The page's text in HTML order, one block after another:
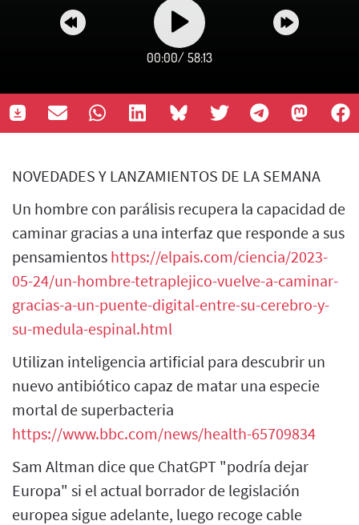
00:00/ 58:13
NOVEDADES Y LANZAMIENTOS DE LA SEMANA
Un hombre con parálisis recupera la capacidad de
caminar gracias a una interfaz que responde a sus
pensamientos https://elpais.com/ciencia/2023-
05-24/un-hombre-tetraplejico-vuelve-a-caminar-
gracias-a-un-puente-digital-entre-su-cerebro-y-
su-medula-espinal.html
Utilizan inteligencia artificial para descubrir un
nuevo antibiótico capaz de matar una especie
mortal de superbacteria
https://www.bbc.com/news/health-65709834
Sam Altman dice que ChatGPT "podría dejar
Europa" si el actual borrador de legislación
europea sigue adelante, luego recoge cable